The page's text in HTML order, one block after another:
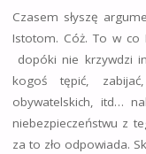
Czasem słyszę
Istotom. Cóż. To w co
dopóki nie krzywdzi
kogoś tępić,
obywatelskich, itd…
niebezpieczeństwu z
za to zło odpowiada.